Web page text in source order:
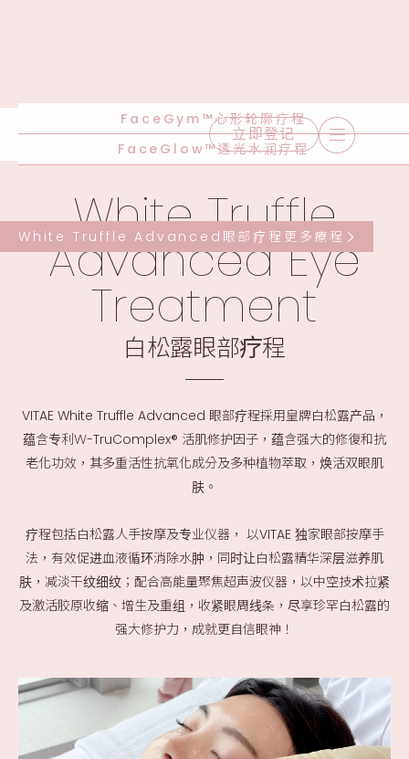
FaceGym™心形轮廓疗程
FaceGlow™透光水润疗程
立即登记
White Truffle Advanced眼部疗程 更多療程
White Truffle
Advanced Eye
Treatment
白松露眼部疗程
VITAE White Truffle Advanced 眼部疗程採用皇牌白松露产品，
蕴含专利Ｗ-TruComplex® 活肌修护因子，蕴含强大的修復和抗
老化功效，其多重活性抗氧化成分及多种植物萃取，焕活双眼肌
肤。
疗程包括白松露人手按摩及专业仪器， 以VITAE 独家眼部按摩手
法，有效促进血液循环消除水肿，同时让白松露精华深层滋养肌
肤，减淡干纹细纹；配合高能量聚焦超声波仪器，以中空技术拉紧
及激活胶原收缩、增生及重组，收紧眼周线条，尽享珍罕白松露的
强大修护力，成就更自信眼神！